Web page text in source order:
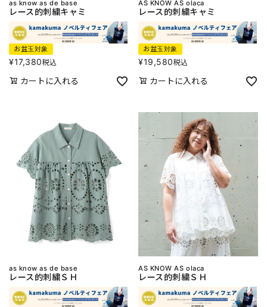
as know as de base
レース的刺繍キャミ
お盆玉対象
¥17,380税込
カートに入れる
AS KNOW AS olaca
レース的刺繍キャミ
お盆玉対象
¥19,580税込
カートに入れる
as know as de base
レース的刺繍ＳＨ
AS KNOW AS olaca
レース的刺繍ＳＨ